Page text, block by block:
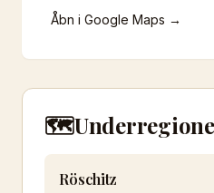
Åbn i Google Maps →
🗺️
Röschitz